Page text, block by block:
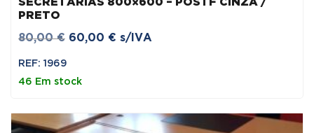
SECRETÁRIAS 800×600 – POSTF CINZA /
PRETO
80,00€ O
60,00 € O
s/IVA
REF: 1969
46 Em stock